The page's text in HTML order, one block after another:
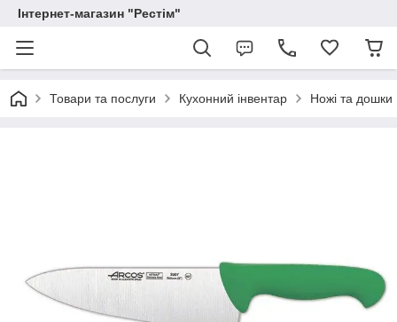
Інтернет-магазин "Рестім"
Товари та послуги Кухонний інвентар Ножі та дошки